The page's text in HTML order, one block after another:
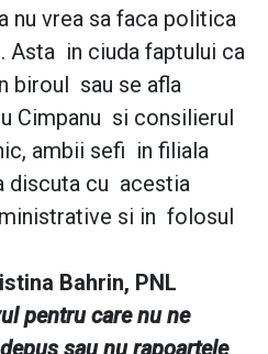
nu vrea sa faca politica
Asta in ciuda faptului ca
biroul sau se afla
Cimpanu si consilierul
ambii sefi in filiala
discuta cu acestia
si in folosul
Bahrin, PNL
pentru care nu ne
sau nu rapoartele